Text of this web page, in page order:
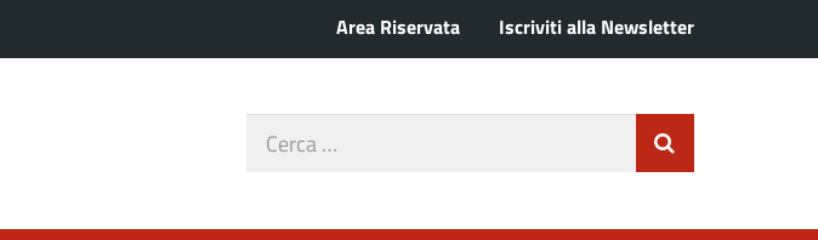
Area Riservata Iscriviti alla Newsletter
Cerca